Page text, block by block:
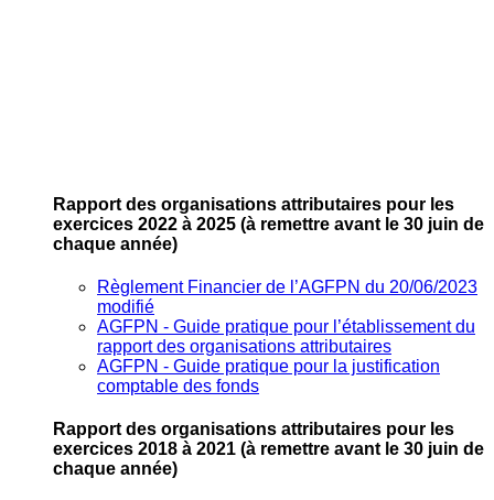
Rapport des organisations attributaires pour les
exercices 2022 à 2025 (à remettre avant le 30 juin de
chaque année)
Règlement Financier de l’AGFPN du 20/06/2023
modifié
AGFPN ‐ Guide pratique pour l’établissement du
rapport des organisations attributaires
AGFPN ‐ Guide pratique pour la justification
comptable des fonds
Rapport des organisations attributaires pour les
exercices 2018 à 2021 (à remettre avant le 30 juin de
chaque année)